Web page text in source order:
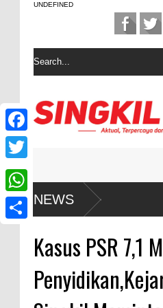
UNDEFINED
NEWS
Kasus PSR 7,1
F
c
e
T
w
W
h